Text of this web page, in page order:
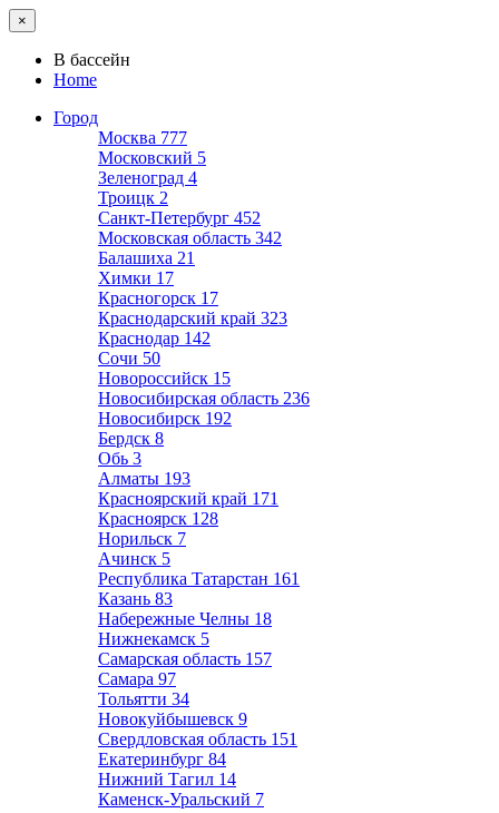
×
В бассейн
Home
Город
Москва 777
Московский 5
Зеленоград 4
Троицк 2
Санкт-Петербург 452
Московская область 342
Балашиха 21
Химки 17
Красногорск 17
Краснодарский край 323
Краснодар 142
Сочи 50
Новороссийск 15
Новосибирская область 236
Новосибирск 192
Бердск 8
Обь 3
Алматы 193
Красноярский край 171
Красноярск 128
Норильск 7
Ачинск 5
Республика Татарстан 161
Казань 83
Набережные Челны 18
Нижнекамск 5
Самарская область 157
Самара 97
Тольятти 34
Новокуйбышевск 9
Свердловская область 151
Екатеринбург 84
Нижний Тагил 14
Каменск-Уральский 7